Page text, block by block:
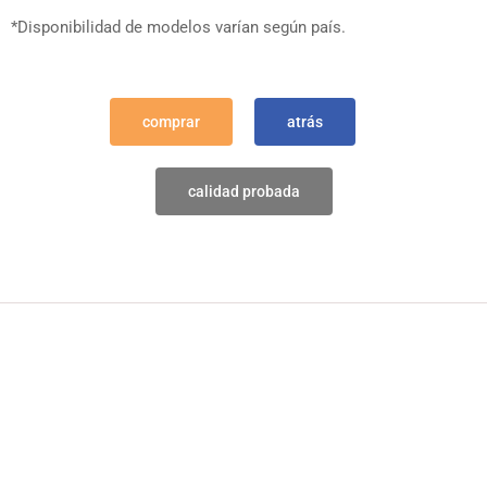
*Disponibilidad de modelos varían según país.
comprar atrás
calidad probada